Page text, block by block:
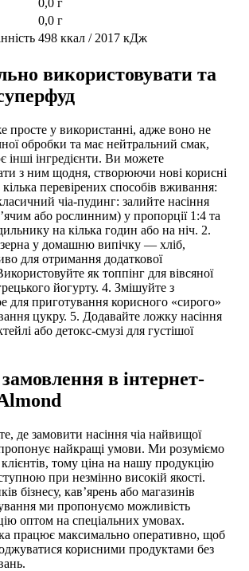
0,0 г
0,0 г
498 ккал / 2017 кДж
використовувати та
просте у використанні, адже воно не
обробки та має нейтральний смак,
інші інгредієнти. Ви можете
з ним щодня, створюючи нові корисні
перевірених способів вживання:
чіа-пудинг: залийте насіння
або рослинним) у пропорції 1:4 та
на кілька годин або на ніч. 2.
зерна у домашню випічку — хліб,
для отримання додаткової
як топпінг для вівсяної
йогурту. 4. Змішуйте з
для приготування корисного «сирого»
цукру. 5. Додавайте ложку насіння
або детокс-смузі для густішої
в інтернет-
де замовити насіння чіа найвищої
найкращі умови. Ми розуміємо
тому ціна на нашу продукцію
при незмінно високій якості.
бізнесу, кав’ярень або магазинів
ми пропонуємо можливість
оптом на спеціальних умовах.
працює максимально оперативно, щоб
корисними продуктами без